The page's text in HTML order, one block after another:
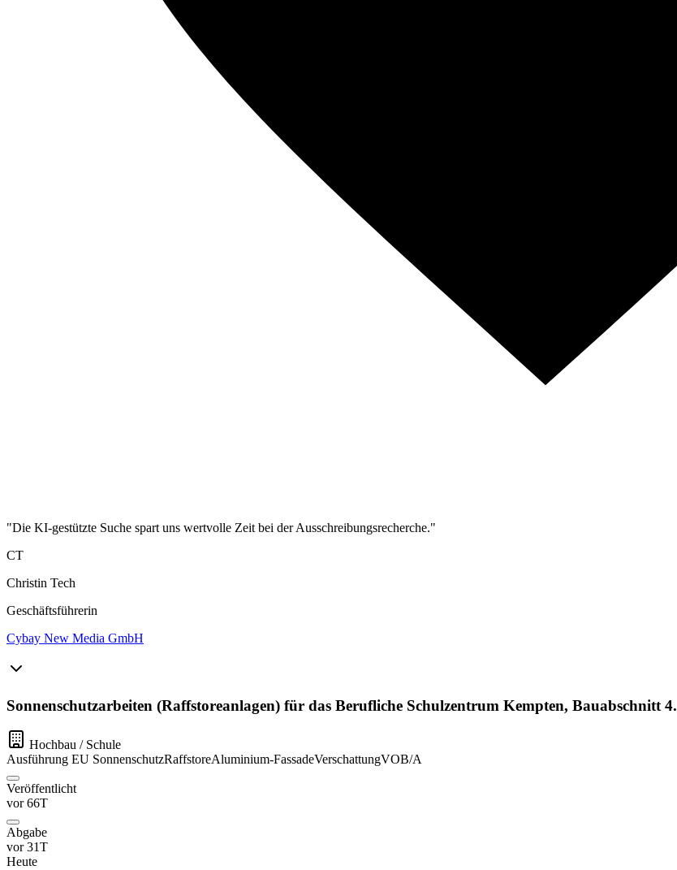
"Die KI-gestützte Suche spart uns wertvolle Zeit bei der Ausschreibungsrecherche."
CT
Christin Tech
Geschäftsführerin
Cybay New Media GmbH
Sonnenschutzarbeiten (Raffstoreanlagen) für das Berufliche Schulzentrum Kempten, Bauabschnitt 4.
Hochbau / Schule
Ausführung EU SonnenschutzRaffstoreAluminium-FassadeVerschattungVOB/A
Veröffentlicht
vor 66T
Abgabe
vor 31T
Heute